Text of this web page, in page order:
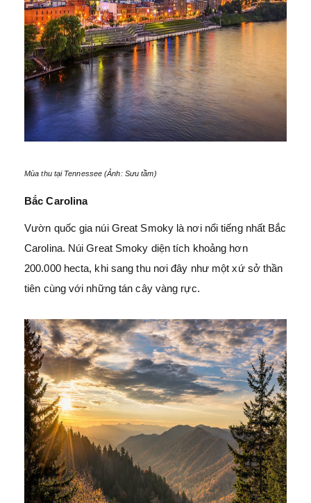
Mùa thu tại Tennessee (Ảnh: Sưu tầm)
Bắc Carolina
Vườn quốc gia núi Great Smoky là nơi nổi tiếng nhất Bắc
Carolina. Núi Great Smoky diện tích khoảng hơn
200.000 hecta, khi sang thu nơi đây như một xứ sở thần
tiên cùng với những tán cây vàng rực.